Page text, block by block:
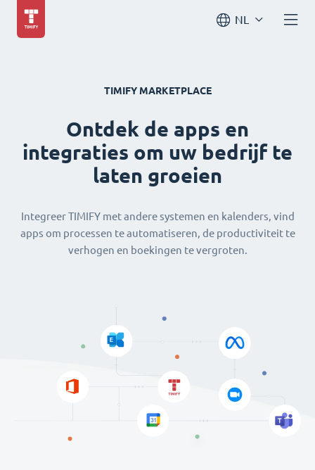
NL
TIMIFY MARKETPLACE
Ontdek de apps en
integraties om uw bedrijf te
laten groeien
Integreer TIMIFY met andere systemen en kalenders, vind
apps om processen te automatiseren, de productiviteit te
verhogen en boekingen te vergroten.